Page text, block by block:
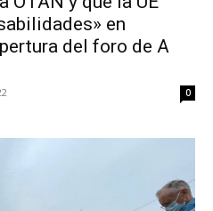
en
del foro de A
0